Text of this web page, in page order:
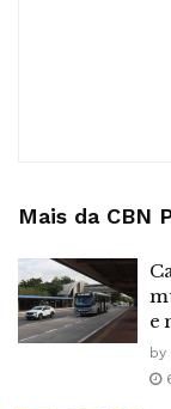
Mais da CBN
e
by